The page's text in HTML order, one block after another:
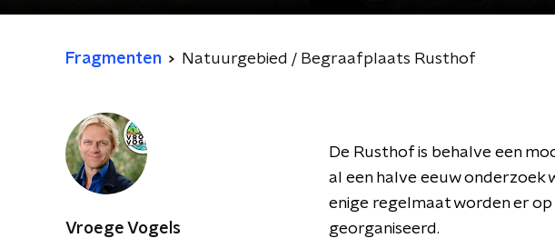
Fragmenten Natuurgebied / Begraafplaats Rusthof
Vroege Vogels
De Rusthof is behalve een
al een halve eeuw onderzoek
enige regelmaat worden er
georganiseerd.